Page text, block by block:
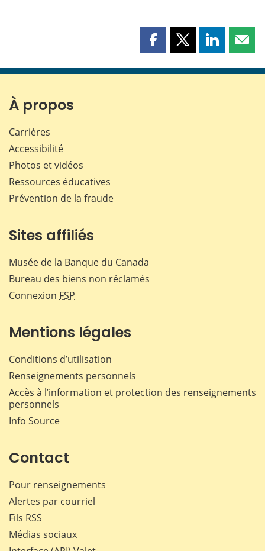
Partager
page
Partager
page
Partager
page page
À propos
Carrières
Accessibilité
Photos et vidéos
Ressources éducatives
Prévention de la fraude
Sites affiliés
Musée de la Banque du Canada
Bureau des biens non réclamés
Connexion FSP
Mentions légales
Conditions d’utilisation
Renseignements personnels
Accès à l’information et protection des renseignements
personnels
Info Source
Contact
Pour renseignements
Alertes par courriel
Fils RSS
Médias sociaux